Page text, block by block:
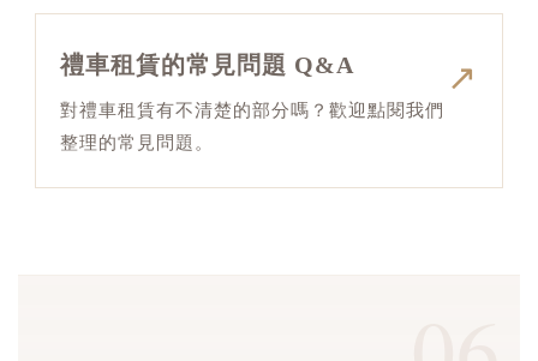
禮車租賃的常見問題 Q&A
對禮車租賃有不清楚的部分嗎？歡迎點閱我們
整理的常見問題。
↗